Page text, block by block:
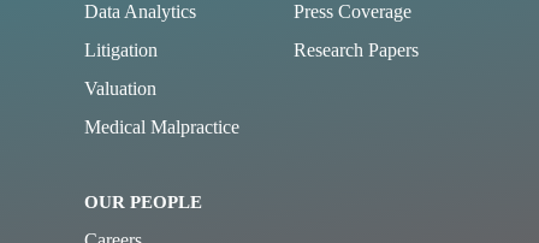
Data Analytics
Litigation
Valuation
Medical Malpractice
Press Coverage
Research Papers
OUR PEOPLE